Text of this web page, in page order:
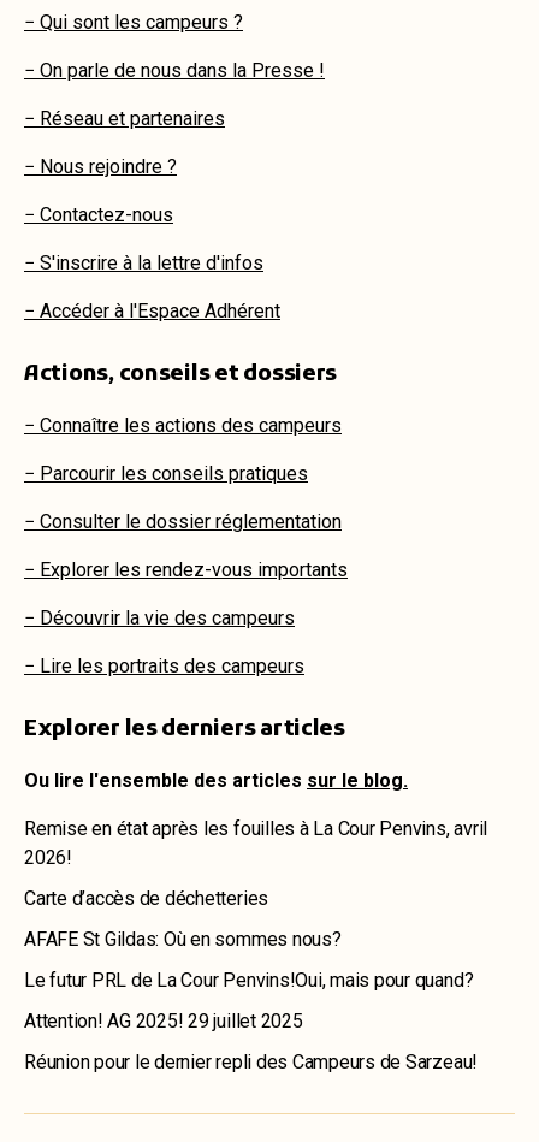
− Qui sont les campeurs ?
− On parle de nous dans la Presse !
− Réseau et partenaires
− Nous rejoindre ?
− Contactez-nous
− S'inscrire à la lettre d'infos
− Accéder à l'Espace Adhérent
Actions, conseils et dossiers
− Connaître les actions des campeurs
− Parcourir les conseils pratiques
− Consulter le dossier réglementation
− Explorer les rendez-vous importants
− Découvrir la vie des campeurs
− Lire les portraits des campeurs
Explorer les derniers articles
Ou lire l'ensemble des articles sur le blog.
Remise en état après les fouilles à La Cour Penvins, avril
2026!
Carte d’accès de déchetteries
AFAFE St Gildas: Où en sommes nous?
Le futur PRL de La Cour Penvins!Oui, mais pour quand?
Attention! AG 2025! 29 juillet 2025
Réunion pour le dernier repli des Campeurs de Sarzeau!